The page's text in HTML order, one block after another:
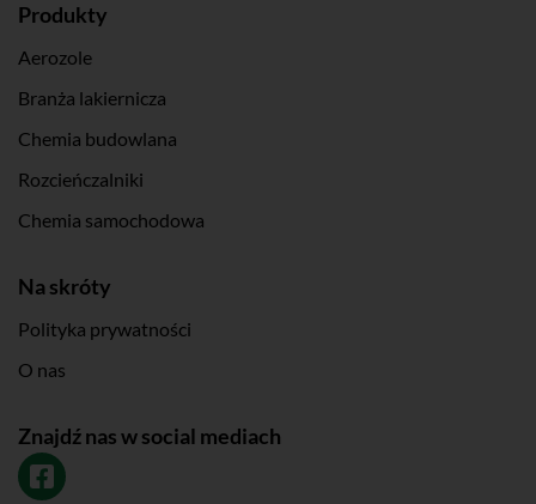
Produkty
Aerozole
Branża lakiernicza
Chemia budowlana
Rozcieńczalniki
Chemia samochodowa
Na skróty
Polityka prywatności
O nas
Znajdź nas w social mediach